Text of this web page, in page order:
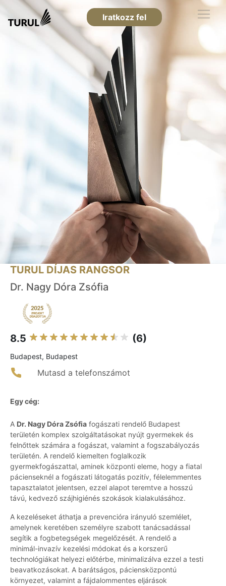
Iratkozz fel
TURUL DÍJAS RANGSOR
Dr. Nagy Dóra Zsófia
8.5 (6)
Budapest, Budapest
Mutasd a telefonszámot
Egy cég:
A Dr. Nagy Dóra Zsófia fogászati rendelő Budapest
területén komplex szolgáltatásokat nyújt gyermekek és
felnőttek számára a fogászat, valamint a fogszabályozás
területén. A rendelő kiemelten foglalkozik
gyermekfogászattal, aminek központi eleme, hogy a fiatal
pácienseknél a fogászati látogatás pozitív, félelemmentes
tapasztalatot jelentsen, ezzel alapot teremtve a hosszú
távú, kedvező szájhigiénés szokások kialakulásához.
A kezeléseket áthatja a prevencióra irányuló szemlélet,
amelynek keretében személyre szabott tanácsadással
segítik a fogbetegségek megelőzését. A rendelő a
minimál-invazív kezelési módokat és a korszerű
technológiákat helyezi előtérbe, minimalizálva ezzel a testi
beavatkozásokat. A barátságos, páciensközpontú
környezet, valamint a fájdalommentes eljárások